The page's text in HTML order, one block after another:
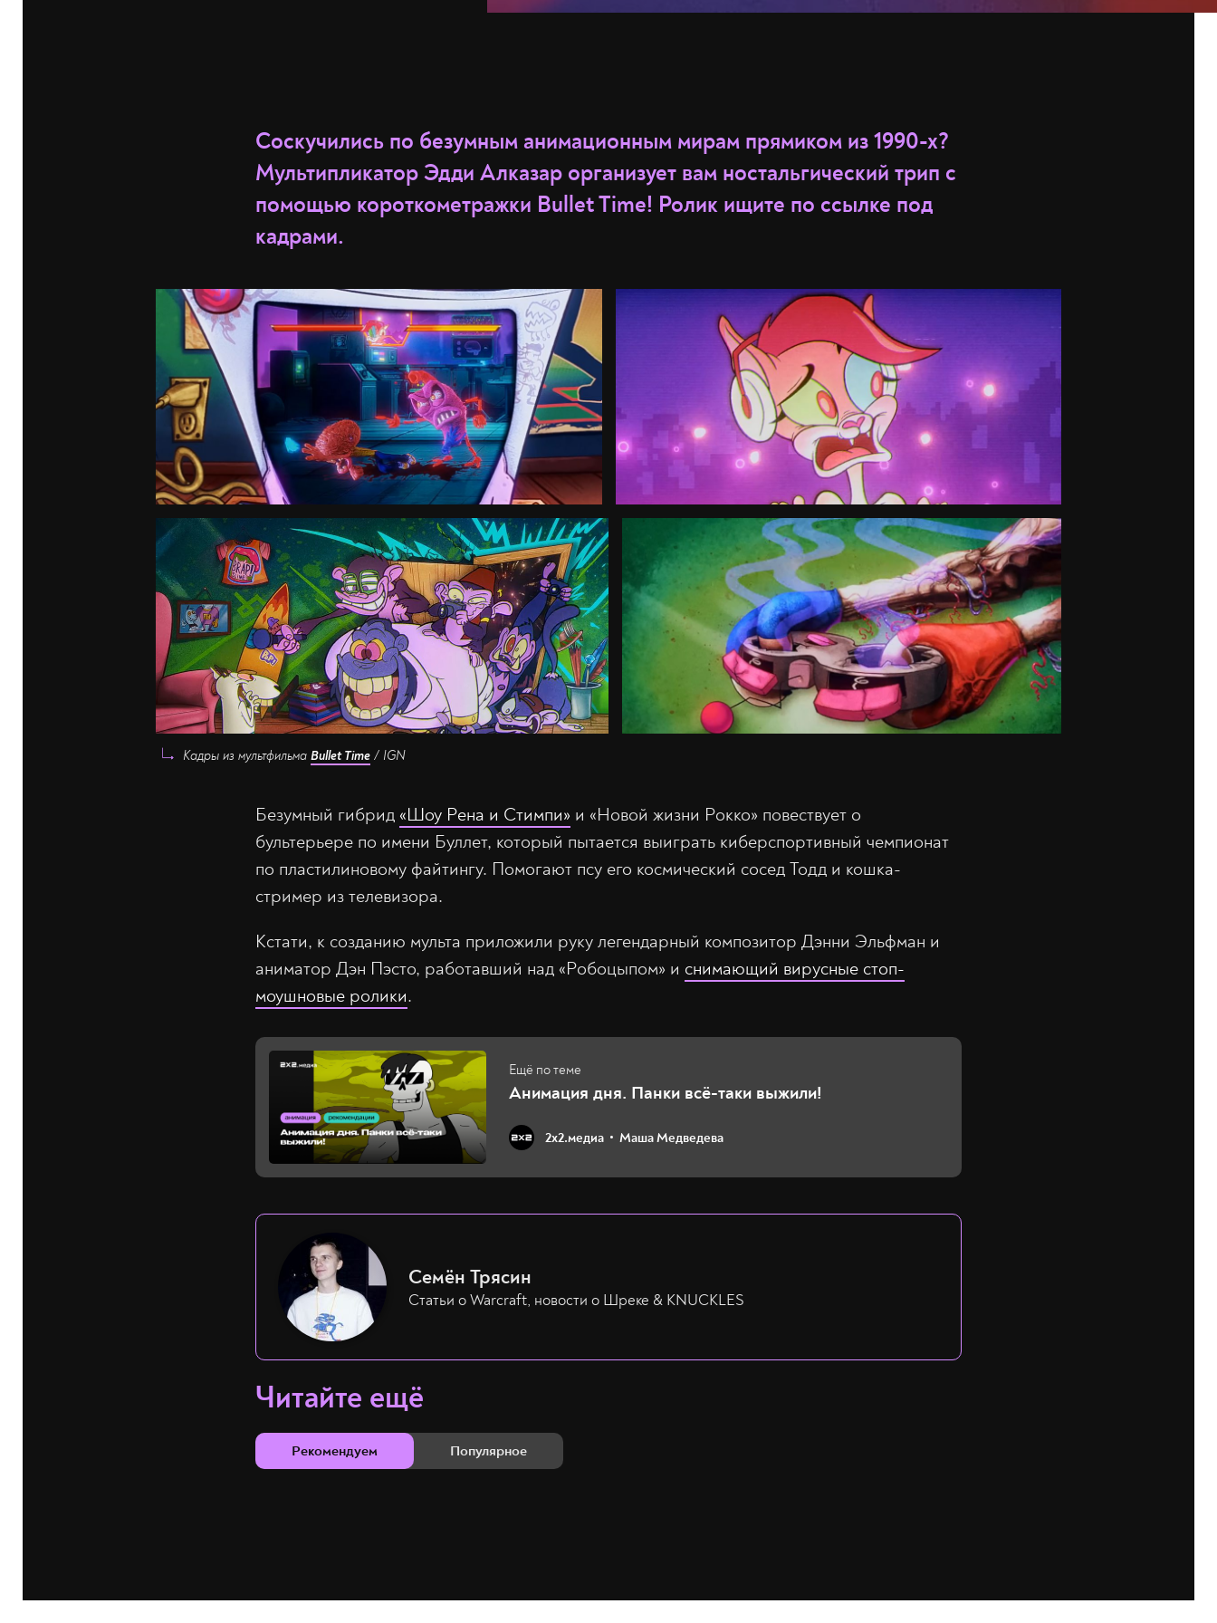
Соскучились по безумным анимационным мирам прямиком из 1990-х?
Мультипликатор Эдди Алказар организует вам ностальгический трип с
помощью короткометражки Bullet Time! Ролик ищите по ссылке под
кадрами.
Кадры из мультфильма Bullet Time / IGN
Безумный гибрид «Шоу Рена и Стимпи» и «Новой жизни Рокко» повествует о
бультерьере по имени Буллет, который пытается выиграть киберспортивный чемпионат
по пластилиновому файтингу. Помогают псу его космический сосед Тодд и кошка-
стример из телевизора.
Кстати, к созданию мульта приложили руку легендарный композитор Дэнни Эльфман и
аниматор Дэн Пэсто, работавший над «Робоцыпом» и снимающий вирусные стоп-
моушновые ролики.
Анимация дня. Панки всё-таки выжили!
2х2.медиа Маша Медведева
Семён Трясин
Статьи о Warcraft, новости о Шреке & KNUCKLES
Читайте ещё
Рекомендуем Популярное